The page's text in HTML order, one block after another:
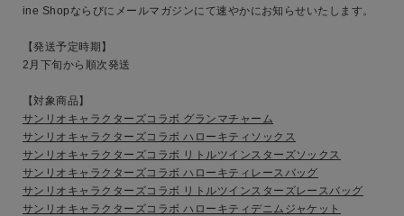
ine Shopならびにメールマガジンにて速やかにお知らせいたします。
【発送予定時期】
2月下旬から順次発送
【対象商品】
サンリオキャラクターズコラボ グランマチャーム
サンリオキャラクターズコラボ ハローキティソックス
サンリオキャラクターズコラボ リトルツインスターズソックス
サンリオキャラクターズコラボ ハローキティレースバッグ
サンリオキャラクターズコラボ リトルツインスターズレースバッグ
サンリオキャラクターズコラボ ハローキティデニムジャケット